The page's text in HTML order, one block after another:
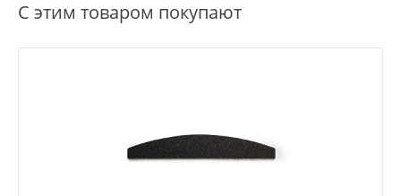
С этим товаром покупают